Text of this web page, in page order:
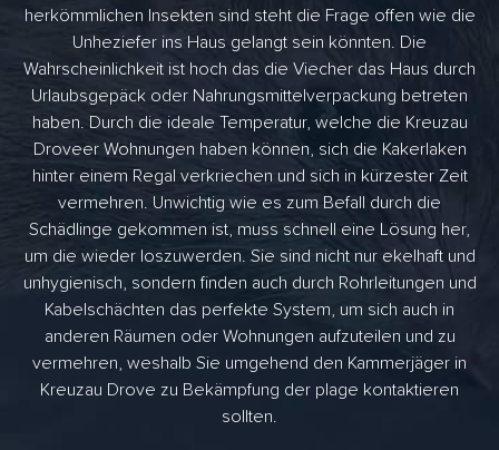
herkömmlichen Insekten sind steht die Frage offen wie die
Unheziefer ins Haus gelangt sein könnten. Die
Wahrscheinlichkeit ist hoch das die Viecher das Haus durch
Urlaubsgepäck oder Nahrungsmittelverpackung betreten
haben. Durch die ideale Temperatur, welche die Kreuzau
Droveer Wohnungen haben können, sich die Kakerlaken
hinter einem Regal verkriechen und sich in kürzester Zeit
vermehren. Unwichtig wie es zum Befall durch die
Schädlinge gekommen ist, muss schnell eine Lösung her,
um die wieder loszuwerden. Sie sind nicht nur ekelhaft und
unhygienisch, sondern finden auch durch Rohrleitungen und
Kabelschächten das perfekte System, um sich auch in
anderen Räumen oder Wohnungen aufzuteilen und zu
vermehren, weshalb Sie umgehend den Kammerjäger in
Kreuzau Drove zu Bekämpfung der plage kontaktieren
sollten.